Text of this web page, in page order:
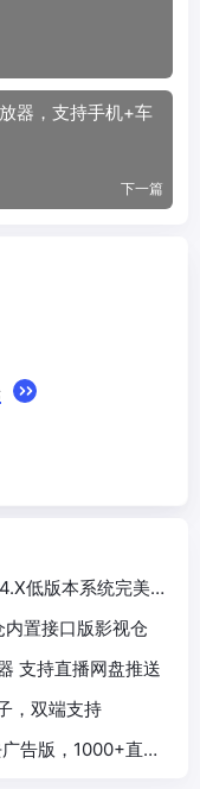
器，支持手机+车
下一篇
低版本系统完美适
置接口版影视仓
支持直播网盘推送
，双端支持
告版，1000+直播